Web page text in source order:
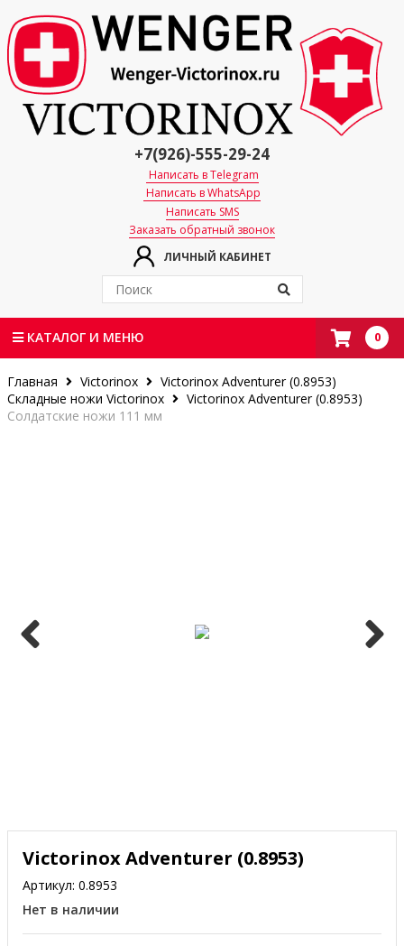
ЛИЧНЫЙ КАБИНЕТ
+7(926)-555-29-24
Написать в Telegram
Написать в WhatsApp
Написать SMS
Заказать обратный звонок
КАТАЛОГ И МЕНЮ 0
Главная Victorinox
Victorinox Adventurer (0.8953)
Складные ножи Victorinox
Victorinox Adventurer (0.8953)
Солдатские ножи 111 мм
Victorinox Adventurer (0.8953)
Артикул: 0.8953
Нет в наличии